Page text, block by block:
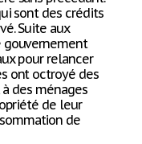
sont des crédits
Suite aux
gouvernement
pour relancer
ont octroyé des
des ménages
de leur
de